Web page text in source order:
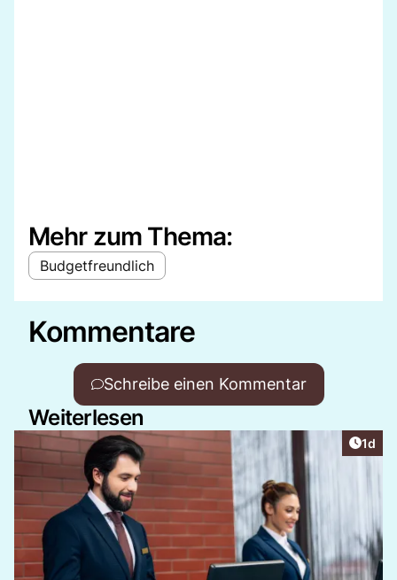
Mehr zum Thema:
Budgetfreundlich
Kommentare
Schreibe einen Kommentar
Weiterlesen
1d